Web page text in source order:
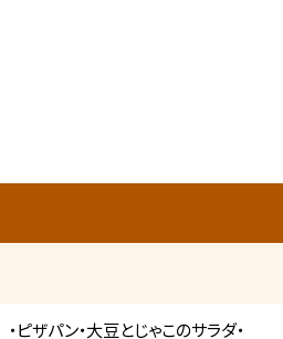
パン・大豆とじゃこのサラダ・